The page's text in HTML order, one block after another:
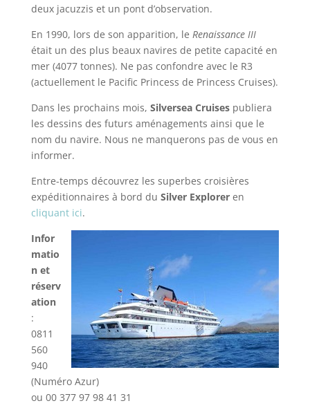
deux jacuzzis et un pont d’observation.
En 1990, lors de son apparition, le Renaissance III
était un des plus beaux navires de petite capacité en
mer (4077 tonnes). Ne pas confondre avec le R3
(actuellement le Pacific Princess de Princess Cruises).
Dans les prochains mois, Silversea Cruisespubliera
les dessins des futurs aménagements ainsi que le
nom du navire. Nous ne manquerons pas de vous en
informer.
Entre-temps découvrez les superbes croisières
expéditionnaires à bord du Silver Exploreren
cliquant ici.
Infor
matio
n et
réserv
ation
:
0811
560
940
(Numéro Azur)
ou 00 377 97 98 41 31